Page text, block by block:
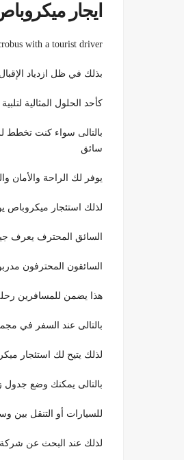
ايجار
with a tourist driver
بذلك في ظل ازدياد
كأحد الحلول المثالية لتلبية
بالتالى سواء كنت تخطط
سائق
يوفر لك الراحة والأمان
لذلك استئجار ميكروباص
السائق المحترف يعرف جيدًا
السائقون المحترفون
هذا يضمن للمسافرين
بالتالى عند السفر في
لذلك يتيح لك استئجار
بالتالى يمكنك وضع جدول
للسيارات أو التنقل بين
لذلك عند البحث عن